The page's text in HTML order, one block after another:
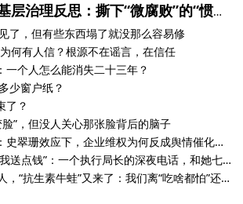
层治理反思：撕下“微腐败”的“惯
了，但有些东西塌了就没那么容易修
何有人信？根源不在谣言，在信任
一个人怎么能消失二十三年？
少窗户纸？
了？
”，但没人关心那张脸背后的脑子
史翠珊效应下，企业维权为何反成舆情催化
送点钱”：一个执行局长的深夜电话，和她七年
，“抗生素牛蛙”又来了：我们离“吃啥都怕”还有